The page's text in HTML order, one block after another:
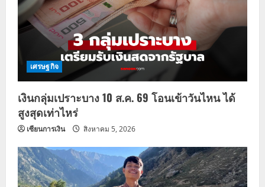
เศรษฐกิจ
เงินกลุ่มเปราะบาง 10 ส.ค. 69 โอนเข้าวันไหน ได้
สูงสุดเท่าไหร่
เซียนการเงิน สิงหาคม 5, 2026